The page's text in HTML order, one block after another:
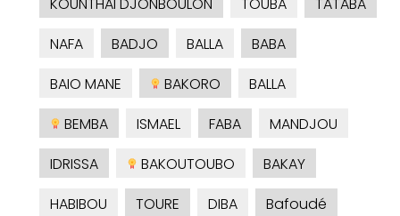
KOUNTHAI DJONBOULON
TOUBA
TATABA
NAFA
BADJO BALLA
BABA
BAIO MANE
BAKORO
BALLA
BEMBA
ISMAEL FABA
MANDJOU
IDRISSA
BAKOUTOUBO
BAKAY
HABIBOU
TOURE DIBA
Bafoudé